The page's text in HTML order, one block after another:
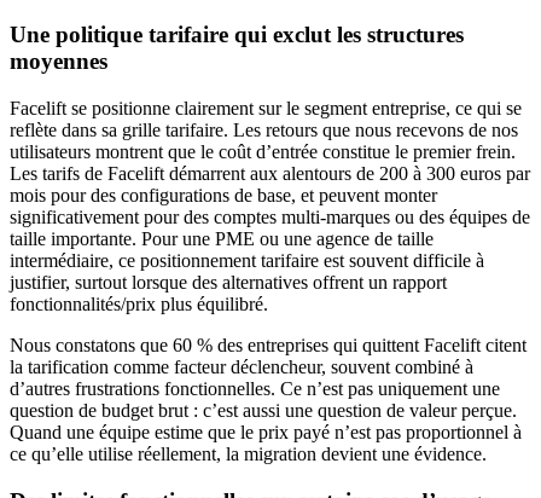
Une politique tarifaire qui exclut les structures
moyennes
Facelift se positionne clairement sur le segment entreprise, ce qui se
reflète dans sa grille tarifaire. Les retours que nous recevons de nos
utilisateurs montrent que le coût d’entrée constitue le premier frein.
Les tarifs de Facelift démarrent aux alentours de 200 à 300 euros par
mois pour des configurations de base, et peuvent monter
significativement pour des comptes multi-marques ou des équipes de
taille importante. Pour une PME ou une agence de taille
intermédiaire, ce positionnement tarifaire est souvent difficile à
justifier, surtout lorsque des alternatives offrent un rapport
fonctionnalités/prix plus équilibré.
Nous constatons que 60 % des entreprises qui quittent Facelift citent
la tarification comme facteur déclencheur, souvent combiné à
d’autres frustrations fonctionnelles. Ce n’est pas uniquement une
question de budget brut : c’est aussi une question de valeur perçue.
Quand une équipe estime que le prix payé n’est pas proportionnel à
ce qu’elle utilise réellement, la migration devient une évidence.